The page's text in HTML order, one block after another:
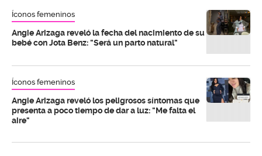
Íconos femeninos
Angie Arizaga reveló la fecha del nacimiento de su
bebé con Jota Benz: "Será un parto natural"
Íconos femeninos
Angie Arizaga reveló los peligrosos síntomas que
presenta a poco tiempo de dar a luz: "Me falta el
aire"